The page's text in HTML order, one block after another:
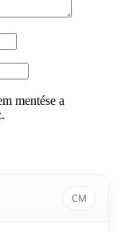
mentése a
CM